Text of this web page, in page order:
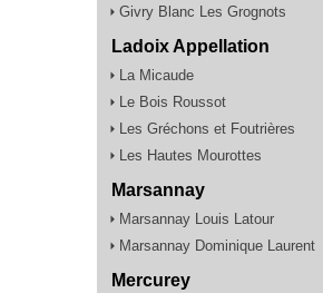
Givry Blanc Les Grognots
Ladoix Appellation
La Micaude
Le Bois Roussot
Les Gréchons et Foutrières
Les Hautes Mourottes
Marsannay
Marsannay Louis Latour
Marsannay Dominique Laurent
Mercurey